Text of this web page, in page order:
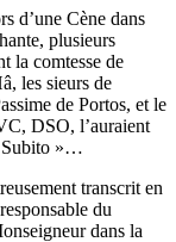
d’une Cène dans
plusieurs
la comtesse de
les sieurs de
de Portos, et le
DSO, l’auraient
Subito »…
transcrit en
du
dans la